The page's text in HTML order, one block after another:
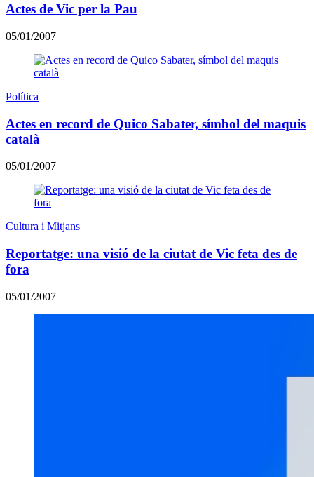
Actes de Vic per la Pau
05/01/2007
Política
Actes en record de Quico Sabater, símbol del maquis
català
05/01/2007
Cultura i Mitjans
Reportatge: una visió de la ciutat de Vic feta des de
fora
05/01/2007